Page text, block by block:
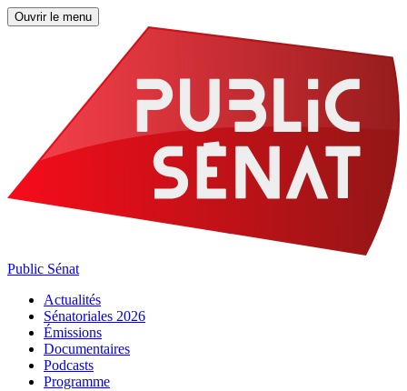
Ouvrir le menu
Public Sénat
Actualités
Sénatoriales 2026
Émissions
Documentaires
Podcasts
Programme